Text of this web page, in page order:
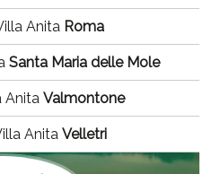
Anita Roma
Santa Maria delle Mole
AnitaValmontone
Anita Velletri